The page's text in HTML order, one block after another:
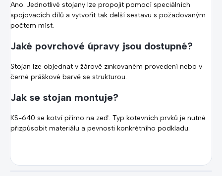
Ano. Jednotlivé stojany lze propojit pomocí speciálních
spojovacích dílů a vytvořit tak delší sestavu s požadovaným
počtem míst.
Jaké povrchové úpravy jsou dostupné?
Stojan lze objednat v žárově zinkovaném provedení nebo v
černé práškové barvě se strukturou.
Jak se stojan montuje?
KS-640 se kotví přímo na zeď. Typ kotevních prvků je nutné
přizpůsobit materiálu a pevnosti konkrétního podkladu.